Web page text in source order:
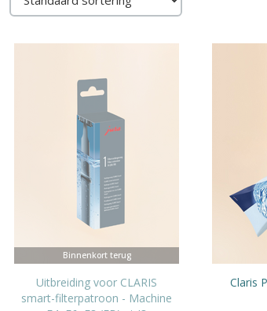
Binnenkort terug
Uitbreiding voor CLARIS
smart-filterpatroon - Machine
Claris